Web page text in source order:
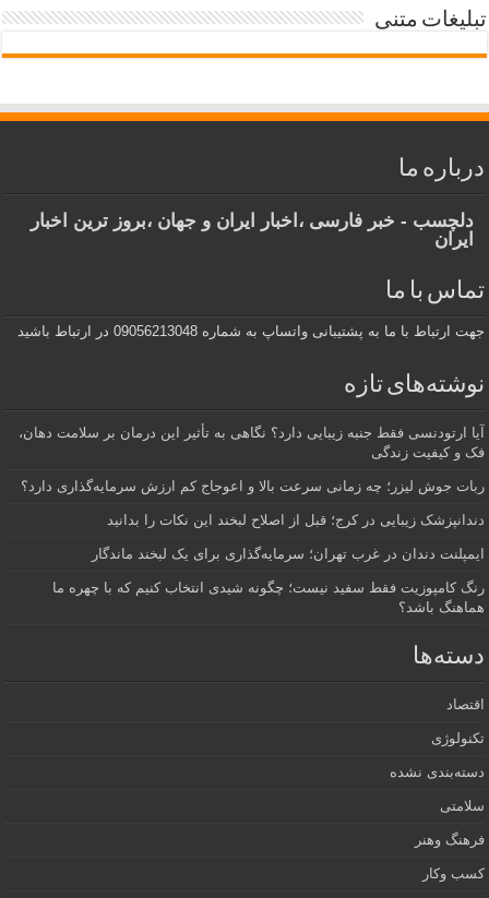
تبلیغات متنی
درباره ما
دلچسب - خبر فارسی ،اخبار ایران و جهان ،بروز ترین اخبار
ایران
تماس با ما
جهت ارتباط با ما به پشتیبانی واتساپ به شماره 09056213048 در ارتباط باشید
نوشته‌های تازه
آیا ارتودنسی فقط جنبه زیبایی دارد؟ نگاهی به تأثیر این درمان بر سلامت دهان،
فک و کیفیت زندگی
ربات جوش لیزر؛ چه زمانی سرعت بالا و اعوجاج کم ارزش سرمایه‌گذاری دارد؟
دندانپزشک زیبایی در کرج؛ قبل از اصلاح لبخند این نکات را بدانید
ایمپلنت دندان در غرب تهران؛ سرمایه‌گذاری برای یک لبخند ماندگار
رنگ کامپوزیت فقط سفید نیست؛ چگونه شیدی انتخاب کنیم که با چهره ما
هماهنگ باشد؟
دسته‌ها
اقتصاد
تکنولوژی
دسته‌بندی نشده
سلامتی
فرهنگ وهنر
کسب وکار